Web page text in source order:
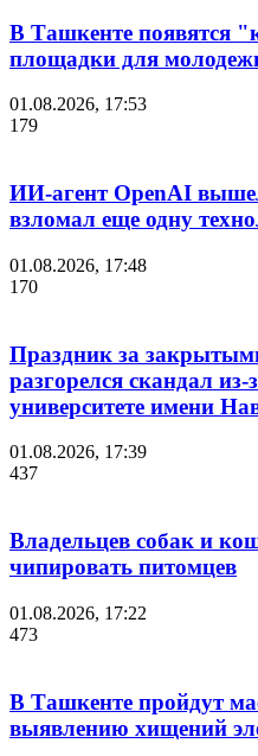
В Ташкенте появятся
площадки для
01.08.2026, 17:53
179
ИИ-агент OpenAI
взломал еще одну
01.08.2026, 17:48
170
Праздник за
разгорелся скандал
университете имени
01.08.2026, 17:39
437
Владельцев собак и
чипировать питомцев
01.08.2026, 17:22
473
В Ташкенте пройдут
выявлению хищений